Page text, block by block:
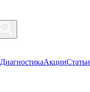
ДиагностикаАкцииСтатьи